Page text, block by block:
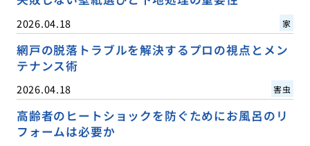
2026.04.18 家
網戸の脱落トラブルを解決するプロの視点とメン
テナンス術
2026.04.18 害虫
高齢者のヒートショックを防ぐためにお風呂のリ
フォームは必要か